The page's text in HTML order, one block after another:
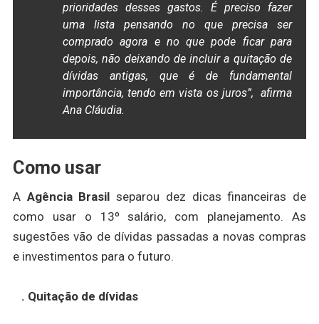
prioridades desses gastos. É preciso fazer
uma lista pensando no que precisa ser
comprado agora e no que pode ficar para
depois, não deixando de incluir a quitação de
dívidas antigas, que é de fundamental
importância, tendo em vista os juros”, afirma
Ana Cláudia.
Como usar
A Agência Brasil separou dez dicas financeiras de
como usar o 13º salário, com planejamento. As
sugestões vão de dívidas passadas a novas compras
e investimentos para o futuro.
. Quitação de dívidas